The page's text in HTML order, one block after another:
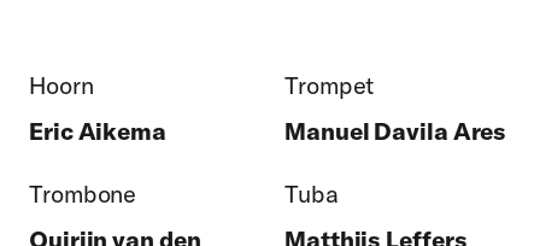
Hoorn
Eric Aikema
Trompet
Manuel Davila Ares
Trombone
Quirijn van den
Tuba
Matthijs Leffers